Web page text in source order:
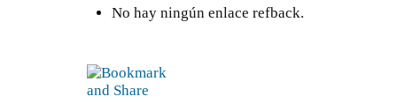
No hay ningún enlace refback.